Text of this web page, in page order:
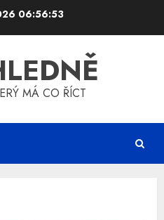
06:56:53
MÁ CO ŘÍCT